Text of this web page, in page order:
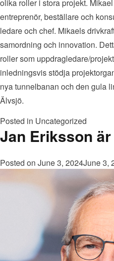
olika roller i stora projekt.
entreprenör, beställare och
ledare och chef. Mikaels
samordning och innovation.
roller som uppdragledare/
inledningsvis stödja
nya tunnelbanan och den gula
Älvsjö.
Posted in Uncategorized
Jan Eriksson
Posted on June 3, 2024June 3,